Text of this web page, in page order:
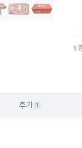
상
후기 1